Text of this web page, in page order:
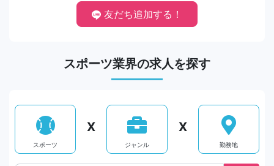
友だち追加する！
スポーツ業界の求人を探す
スポーツ
X
ジャンル
X
勤務地